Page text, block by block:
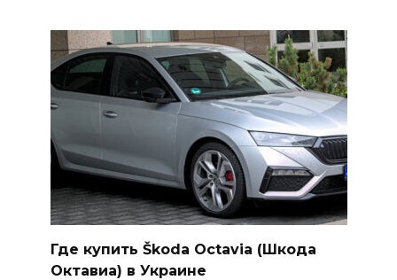
Где купить Škoda Octavia (Шкода
Октавиа) в Украине